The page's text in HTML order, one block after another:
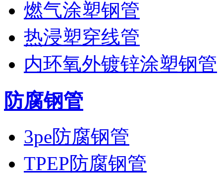
燃气涂塑钢管
热浸塑穿线管
内环氧外镀锌涂塑钢管
防腐钢管
3pe防腐钢管
TPEP防腐钢管